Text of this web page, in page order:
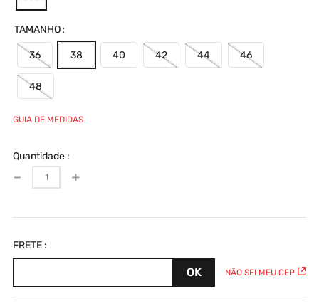
TAMANHO
36 38 40 42 44 46
48
GUIA DE MEDIDAS
Quantidade
＋
－
NÃO SEI MEU CEP